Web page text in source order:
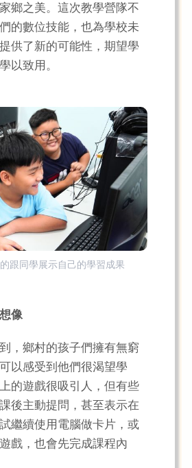
鄉之美。這次教學營隊不
的數位技能，也為學校未
供了新的可能性，期望學
以致用。
跟同學展示自己的學習成果
像
，鄉村的孩子們擁有無窮
以感受到他們很渴望學
的遊戲很吸引人，但有些
後主動提問，甚至表示在
繼續使用電腦做卡片，或
戲，也會先完成課程內